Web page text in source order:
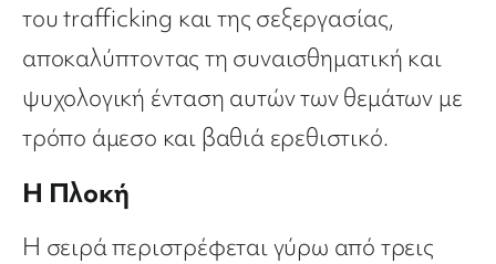
του trafficking και της σεξεργασίας,
αποκαλύπτοντας τη συναισθηματική και
ψυχολογική ένταση αυτών των θεμάτων με
τρόπο άμεσο και βαθιά ερεθιστικό.
Η Πλοκή
Η σειρά περιστρέφεται γύρω από τρεις